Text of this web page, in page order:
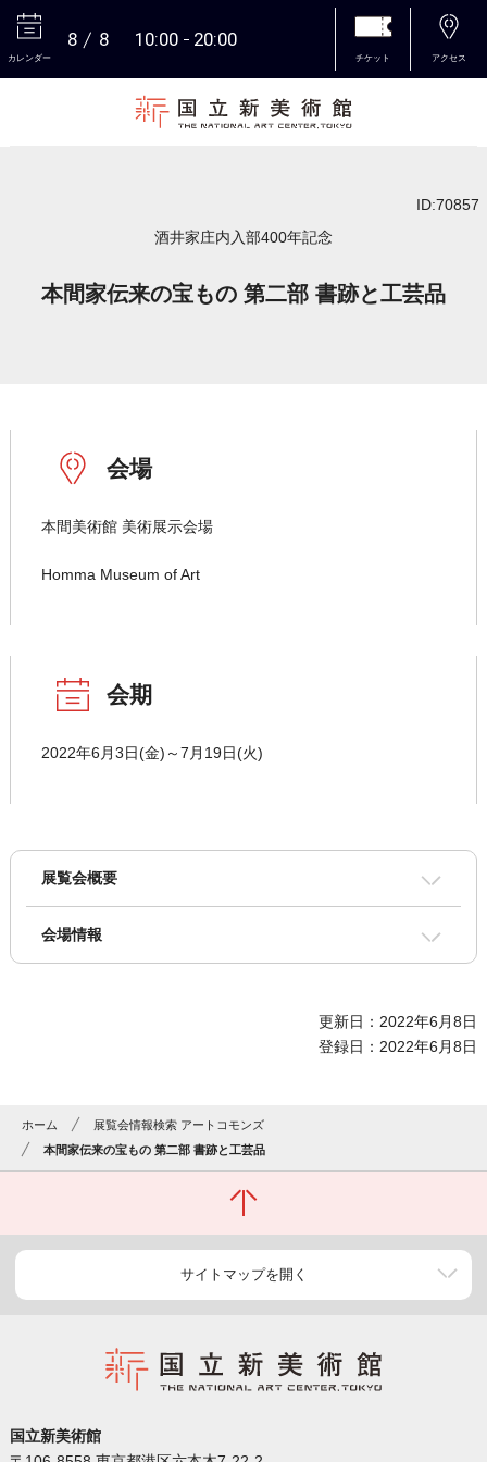
カレンダー
8 8 10:00 20:00
チケット アクセス
ID:70857
酒井家庄内入部400年記念
本間家伝来の宝もの 第二部 書跡と工芸品
会場
本間美術館 美術展示会場
Homma Museum of Art
会期
2022年6月3日(金)～7月19日(火)
展覧会概要
会場情報
更新日：2022年6月8日
登録日：2022年6月8日
ホーム
展覧会情報検索 アートコモンズ
本間家伝来の宝もの 第二部 書跡と工芸品
サイトマップを開く
国立新美術館